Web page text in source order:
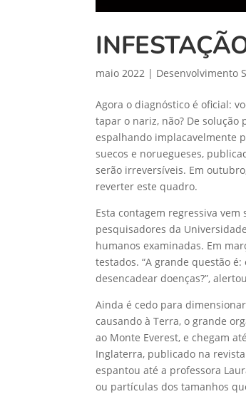
maio 2022 | Desenvolvimento
Agora o diagnóstico é oficial:
tapar o nariz, não? De
espalhando implacavelmente
suecos e noruegueses,
serão irreversíveis. Em
reverter este quadro.
Esta contagem regressiva
pesquisadores da
humanos examinadas. Em
testados. “A grande questão
desencadear doenças?”,
Ainda é cedo para
causando à Terra, o grande
ao Monte Everest, e chegam
Inglaterra, publicado na
espantou até a professora
ou partículas dos tamanhos